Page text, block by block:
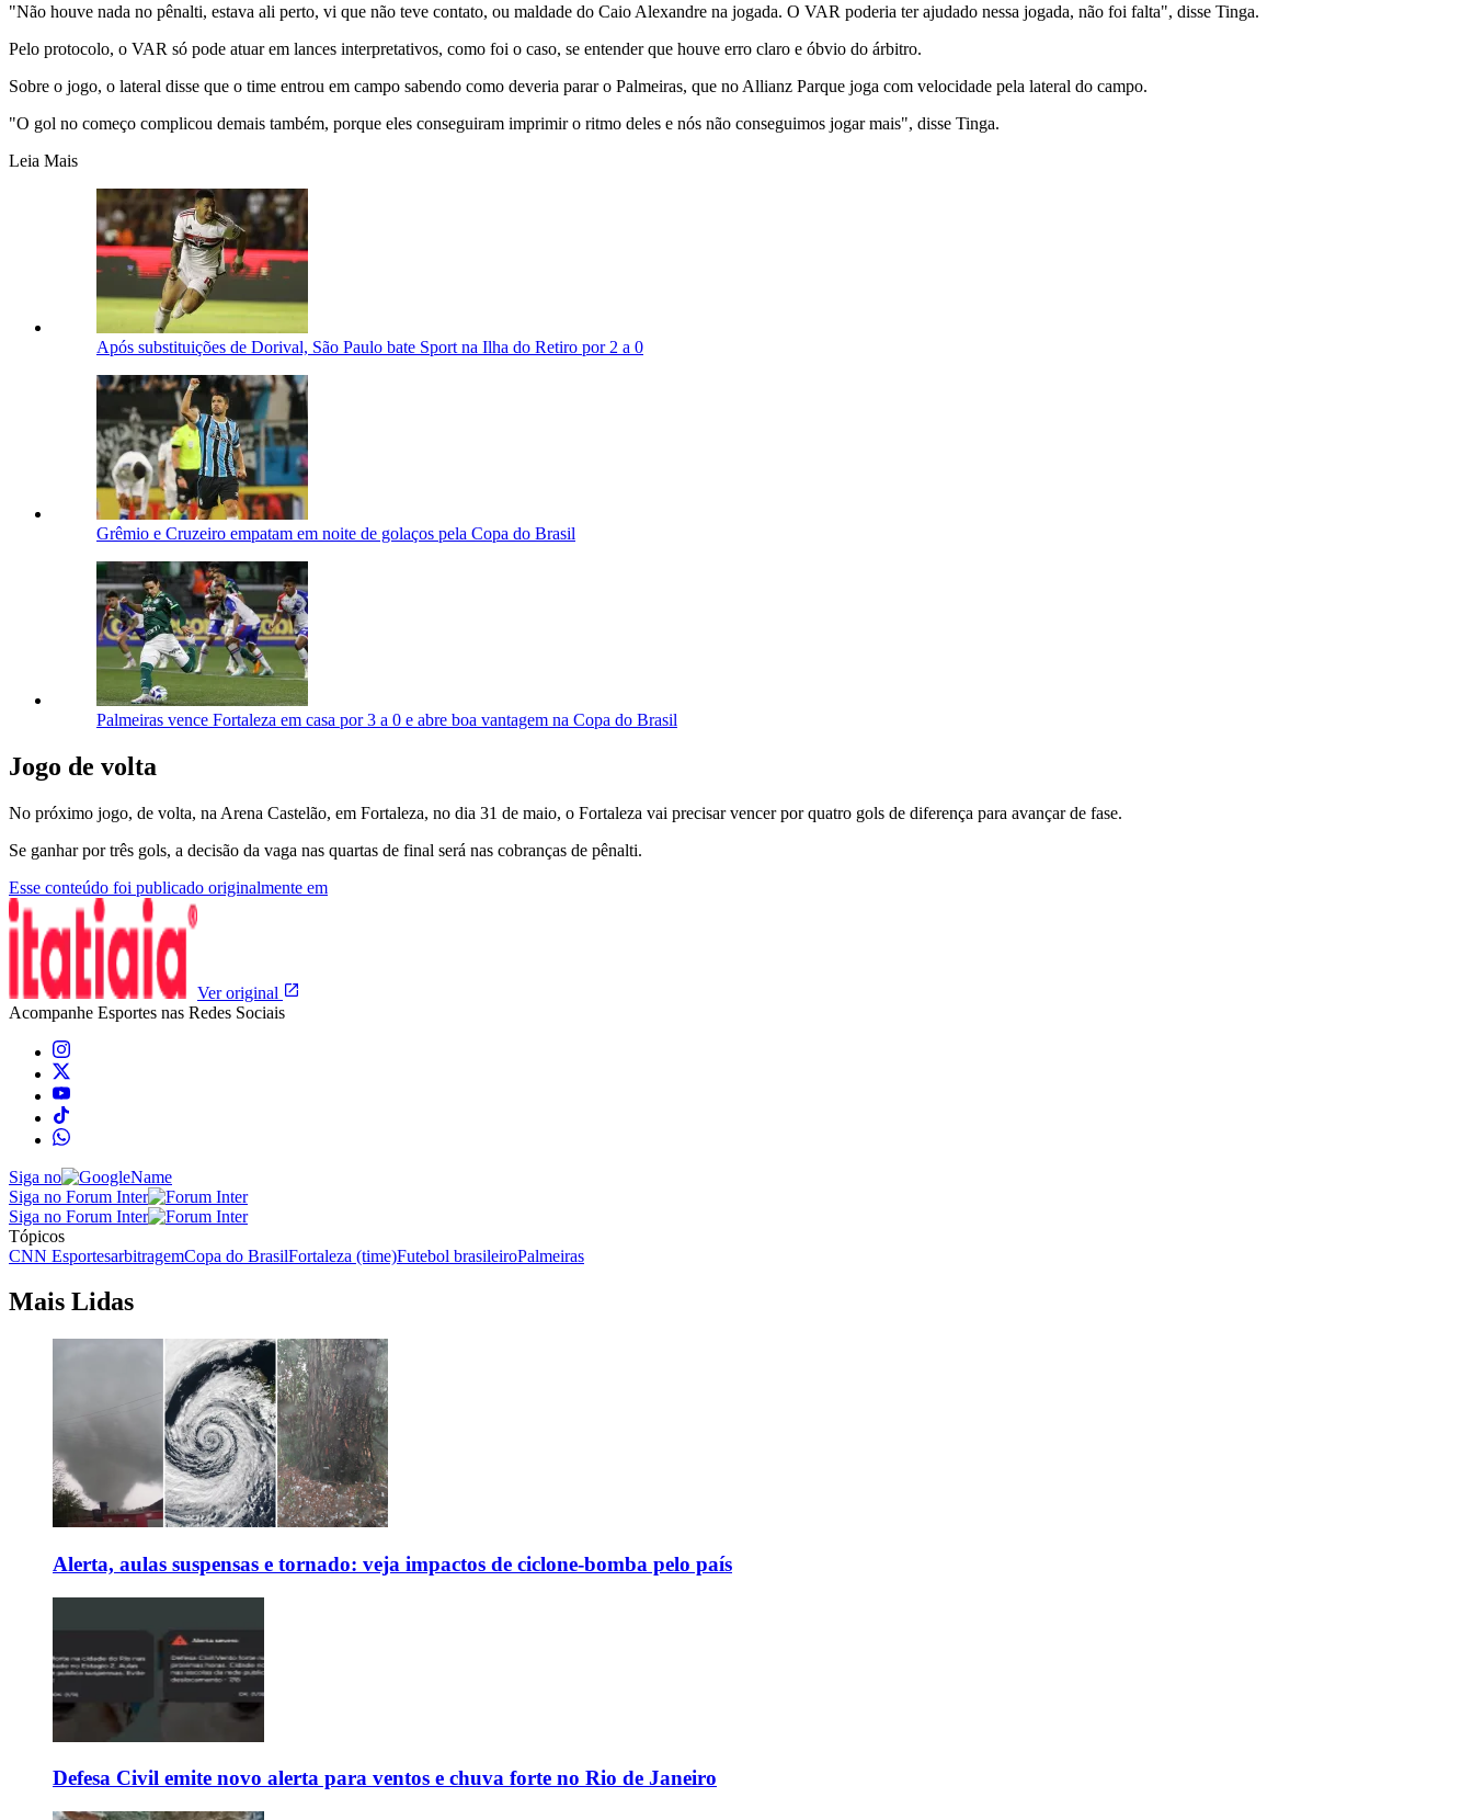
"Não houve nada no pênalti, estava ali perto, vi que não teve contato, ou maldade do Caio Alexandre na jogada. O VAR poderia ter ajudado nessa jogada, não foi falta", disse Tinga.
Pelo protocolo, o VAR só pode atuar em lances interpretativos, como foi o caso, se entender que houve erro claro e óbvio do árbitro.
Sobre o jogo, o lateral disse que o time entrou em campo sabendo como deveria parar o Palmeiras, que no Allianz Parque joga com velocidade pela lateral do campo.
"O gol no começo complicou demais também, porque eles conseguiram imprimir o ritmo deles e nós não conseguimos jogar mais", disse Tinga.
Leia Mais
Após substituições de Dorival, São Paulo bate Sport na Ilha do Retiro por 2 a 0
Grêmio e Cruzeiro empatam em noite de golaços pela Copa do Brasil
Palmeiras vence Fortaleza em casa por 3 a 0 e abre boa vantagem na Copa do Brasil
Jogo de volta
No próximo jogo, de volta, na Arena Castelão, em Fortaleza, no dia 31 de maio, o Fortaleza vai precisar vencer por quatro gols de diferença para avançar de fase.
Se ganhar por três gols, a decisão da vaga nas quartas de final será nas cobranças de pênalti.
Esse conteúdo foi publicado originalmente em
Ver original
Acompanhe Esportes nas Redes Sociais
Siga no
Siga no Forum Inter
Siga no Forum Inter
Tópicos
CNN EsportesarbitragemCopa do BrasilFortaleza (time)Futebol brasileiroPalmeiras
Mais Lidas
Alerta, aulas suspensas e tornado: veja impactos de ciclone-bomba pelo país
Defesa Civil emite novo alerta para ventos e chuva forte no Rio de Janeiro